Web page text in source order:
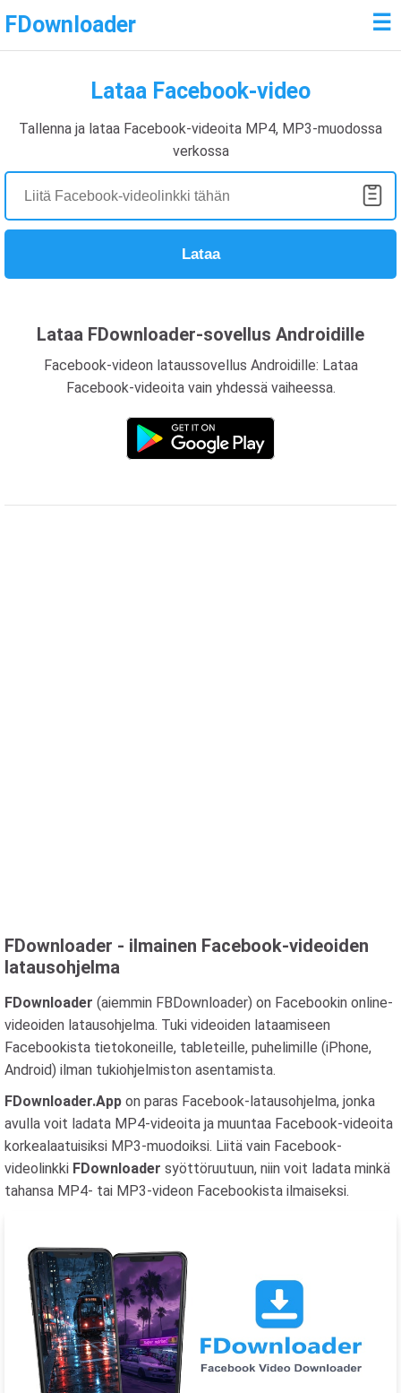
FDownloader ☰
Lataa Facebook-video
Tallenna ja lataa Facebook-videoita MP4, MP3-muodossa
verkossa
Lataa
Lataa FDownloader-sovellus Androidille
Facebook-videon lataussovellus Androidille: Lataa
Facebook-videoita vain yhdessä vaiheessa.
FDownloader - ilmainen Facebook-videoiden
latausohjelma
FDownloader (aiemmin FBDownloader) on Facebookin online-
videoiden latausohjelma. Tuki videoiden lataamiseen
Facebookista tietokoneille, tableteille, puhelimille (iPhone,
Android) ilman tukiohjelmiston asentamista.
FDownloader.App on paras Facebook-latausohjelma, jonka
avulla voit ladata MP4-videoita ja muuntaa Facebook-videoita
korkealaatuisiksi MP3-muodoiksi. Liitä vain Facebook-
videolinkki FDownloader syöttöruutuun, niin voit ladata minkä
tahansa MP4- tai MP3-videon Facebookista ilmaiseksi.